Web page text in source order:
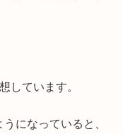
しています。
になっていると、